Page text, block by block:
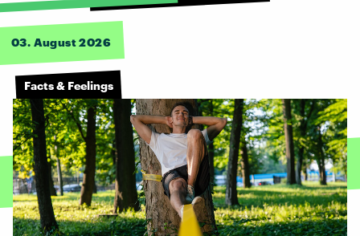
03. August 2026
Facts & Feelings